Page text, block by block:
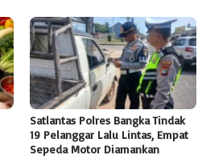
Satlantas Polres Bangka Tindak
19 Pelanggar Lalu Lintas, Empat
Sepeda Motor Diamankan